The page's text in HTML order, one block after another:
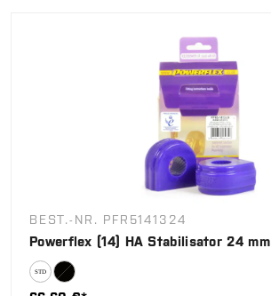
BEST.-NR. PFR5141324
Powerflex (14) HA Stabilisator 24 mm